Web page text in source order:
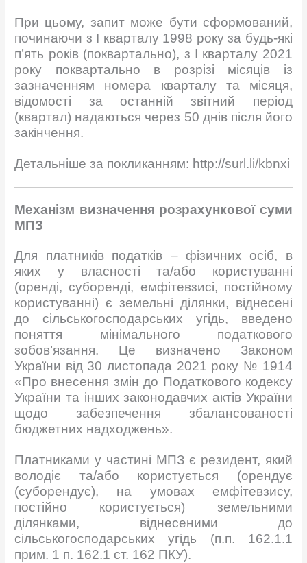
При цьому, запит може бути сформований,
починаючи з I кварталу 1998 року за будь-які
п’ять років (поквартально), з І кварталу 2021
року поквартально в розрізі місяців із
зазначенням номера кварталу та місяця,
відомості за останній звітний період
(квартал) надаються через 50 днів після його
закінчення.
Детальніше за покликанням: http://surl.li/kbnxi
Механізм визначення розрахункової суми
МПЗ
Для платників податків – фізичних осіб, в
яких у власності та/або користуванні
(оренді, суборенді, емфітевзисі, постійному
користуванні) є земельні ділянки, віднесені
до сільськогосподарських угідь, введено
поняття мінімального податкового
зобов’язання. Це визначено Законом
України від 30 листопада 2021 року № 1914
«Про внесення змін до Податкового кодексу
України та інших законодавчих актів України
щодо забезпечення збалансованості
бюджетних надходжень».
Платниками у частині МПЗ є резидент, який
володіє та/або користується (орендує
(суборендує), на умовах емфітевзису,
постійно користується) земельними
ділянками, віднесеними до
сільськогосподарських угідь (п.п. 162.1.1
прим. 1 п. 162.1 ст. 162 ПКУ).